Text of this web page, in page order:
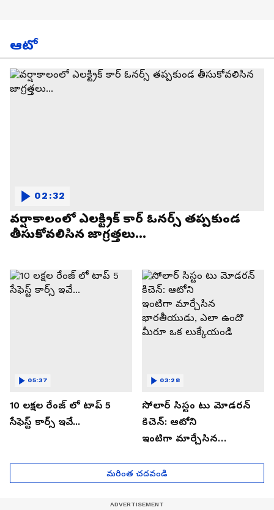
ఆటో
వర్షాకాలంలో ఎలక్ట్రిక్ కార్ ఓనర్స్ తప్పకుండ
తీసుకోవలిసిన జాగ్రత్తలు...
02:32
10 లక్షల రేంజ్ లో టాప్ 5
సేఫెస్ట్ కార్స్ ఇవే...
05:37
సోలార్ సిస్టం టు మోడరన్
కిచెన్: ఆటోని
ఇంటిగా మార్చేసిన
మీరూ ఒక లుక్కేయండి
03:28
మరింత చదవండి